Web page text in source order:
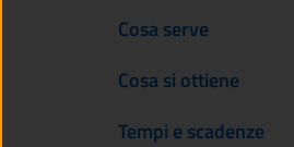
Cosa serve
Cosa si ottiene
Tempi e scadenze